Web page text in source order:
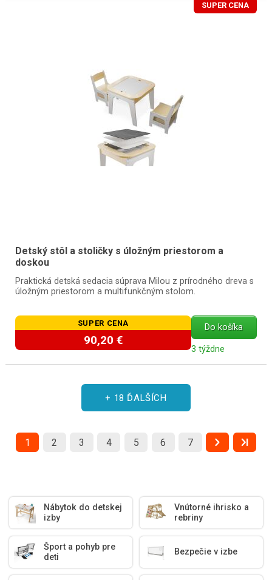
SUPER CENA
Detský stôl a stoličky s úložným priestorom a
doskou
Praktická detská sedacia súprava Milou z prírodného dreva s
úložným priestorom a multifunkčným stolom.
SUPER CENA
90,20 €
Do košíka
3 týždne
+ 18 ĎALŠÍCH
1 2 3 4 5 6 7
Nábytok do detskej
izby
Vnútorné ihrisko a
rebriny
Šport a pohyb pre
deti
Bezpečie v izbe